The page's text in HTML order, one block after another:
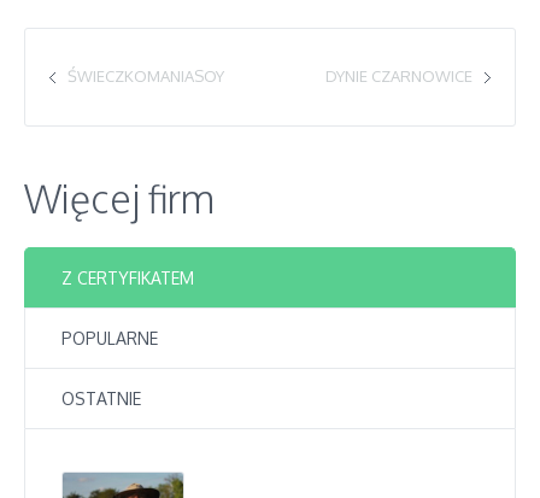
DYNIE CZARNOWICE
ŚWIECZKOMANIASOY
Więcej firm
Z CERTYFIKATEM
POPULARNE
OSTATNIE